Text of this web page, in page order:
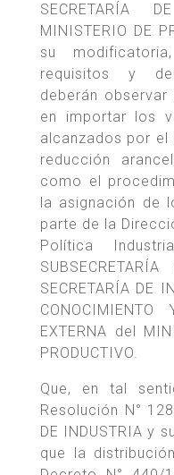
SECRETARÍA
MINISTERIO DE
su
requisitos y
deberán observar
en importar los
alcanzados por el
reducción
como el
la asignación de
parte de la
Política
SECRETARÍA DE
CONOCIMIENTO
EXTERNA del
PRODUCTIVO.
Que, en tal
Resolución N°
DE INDUSTRIA y
que la